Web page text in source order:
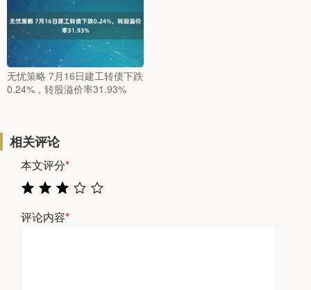
无忧策略 7月16日建工转债下跌
0.24%，转股溢价率31.93%
相关评论
本文评分*
评论内容*